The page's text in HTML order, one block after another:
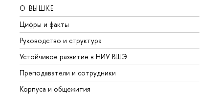
О ВЫШКЕ
Цифры и факты
Руководство и структура
Устойчивое развитие в НИУ ВШЭ
Преподаватели и сотрудники
Корпуса и общежития